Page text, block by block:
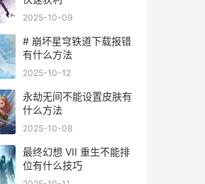
2025-10-09
# 崩坏星穹铁道下载报错
有什么方法
2025-10-12
永劫无间不能设置皮肤有
什么方法
2025-10-08
最终幻想 VII 重生不能排
位有什么技巧